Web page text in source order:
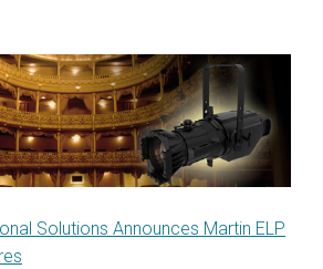
Solutions Announces Martin ELP